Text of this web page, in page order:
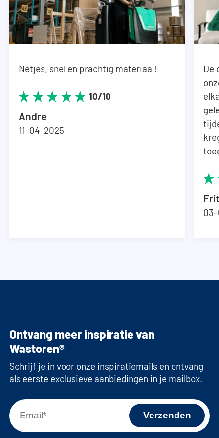
Netjes, snel en prachtig materiaal!
10/10
Andre
11-04-2025
De
Ontvang meer inspiratie van
Wastoren®
Schrijf je in voor onze inspiratiemails en ontvang
als eerste exclusieve aanbiedingen in je mailbox.